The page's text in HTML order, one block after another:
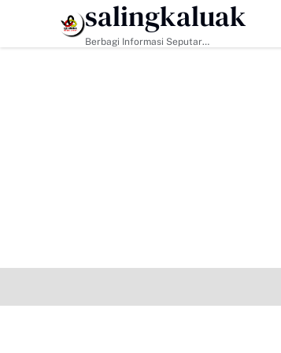
HEADLINE
salingkaluak
Berbagi Informasi Seputar